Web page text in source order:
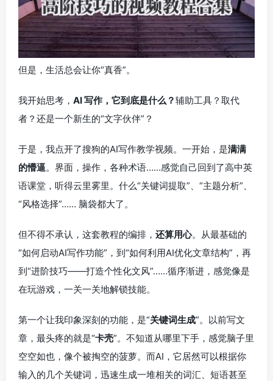
但是，生活总会让你“真香”。
我开始思考， AI 写作，它到底是什么？辅助工具？取代
者？还是一个新生的“文字伙伴”？
于是，我点开了搜狗的AI写作教学视频。一开始，是满满
的懵逼。界面，操作，各种术语……感觉自己回到了高中英
语课堂，听得云里雾里。什么“关键词提取”、“主题分析”、
“风格选择”…… 脑袋都大了。
但不得不承认，这套教程的编排， 还算用心。从最基础的
“如何启动AI写作功能”，到“如何利用AI优化文章结构”，再
到“进阶技巧——打造个性化文风”……循序渐进，感觉像是
在玩游戏，一关一关地解锁技能。
第一个让我印象深刻的功能，是“关键词生成”。以前写文
章，最头疼的就是“卡壳”。不知道从哪里下手，感觉脑子里
空空如也，像个被掏空的菠萝。而AI，它居然可以根据你
输入的几个关键词，迅速生成一堆相关的词汇、短语甚至